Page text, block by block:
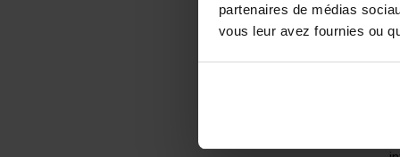
partenaires de médias
vous leur avez fournies ou